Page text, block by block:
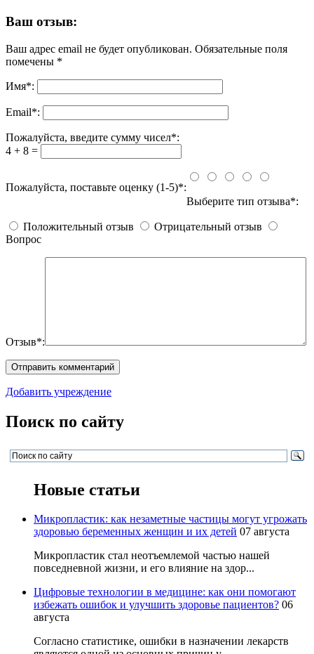
Ваш отзыв:
Ваш адрес email не будет опубликован. Обязательные поля
помечены *
Имя*:
Email*:
Пожалуйста, введите сумму чисел*:
4 + 8 =
Пожалуйста, поставьте оценку (1-5)*:
Выберите тип отзыва*:
Положительный отзыв
Отрицательный отзыв
Вопрос
Отзыв*:
Добавить учреждение
Поиск по сайту
Новые статьи
Микропластик: как незаметные частицы могут угрожать
здоровью беременных женщин и их детей 07 августа
Микропластик стал неотъемлемой частью нашей
повседневной жизни, и его влияние на здор...
Цифровые технологии в медицине: как они помогают
избежать ошибок и улучшить здоровье пациентов? 06
августа
Согласно статистике, ошибки в назначении лекарств